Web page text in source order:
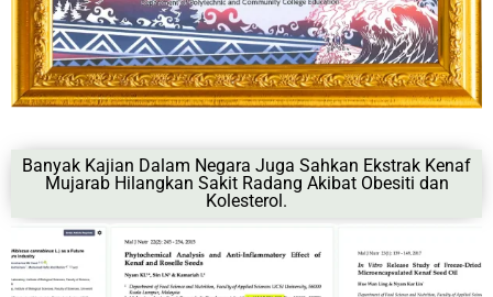
Banyak Kajian Dalam Negara Juga Sahkan Ekstrak Kenaf
Mujarab Hilangkan Sakit Radang Akibat Obesiti dan
Kolesterol.